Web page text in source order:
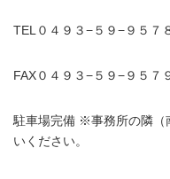
TEL０４９３−５９−９５７
FAX０４９３−５９−９５７
駐車場完備 ※事務所の隣（
いください。